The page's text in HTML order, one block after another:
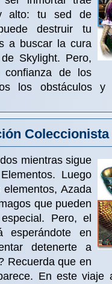
alto: tu sed de
destruir tu
a buscar la cura
Skylight. Pero,
de los
los obstáculos
Coleccionista
mientras sigue
Luego
Azada
que pueden
Pero, el
esperándote en
detenerte a
Recuerda que en
En este viaje